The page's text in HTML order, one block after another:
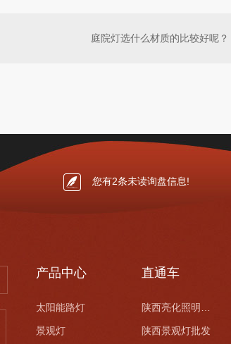
庭院灯选什么材质的比较好呢？
您有2条未读询盘信息!
产品中心
太阳能路灯
景观灯
直通车
陕西亮化照明安装
陕西景观灯批发